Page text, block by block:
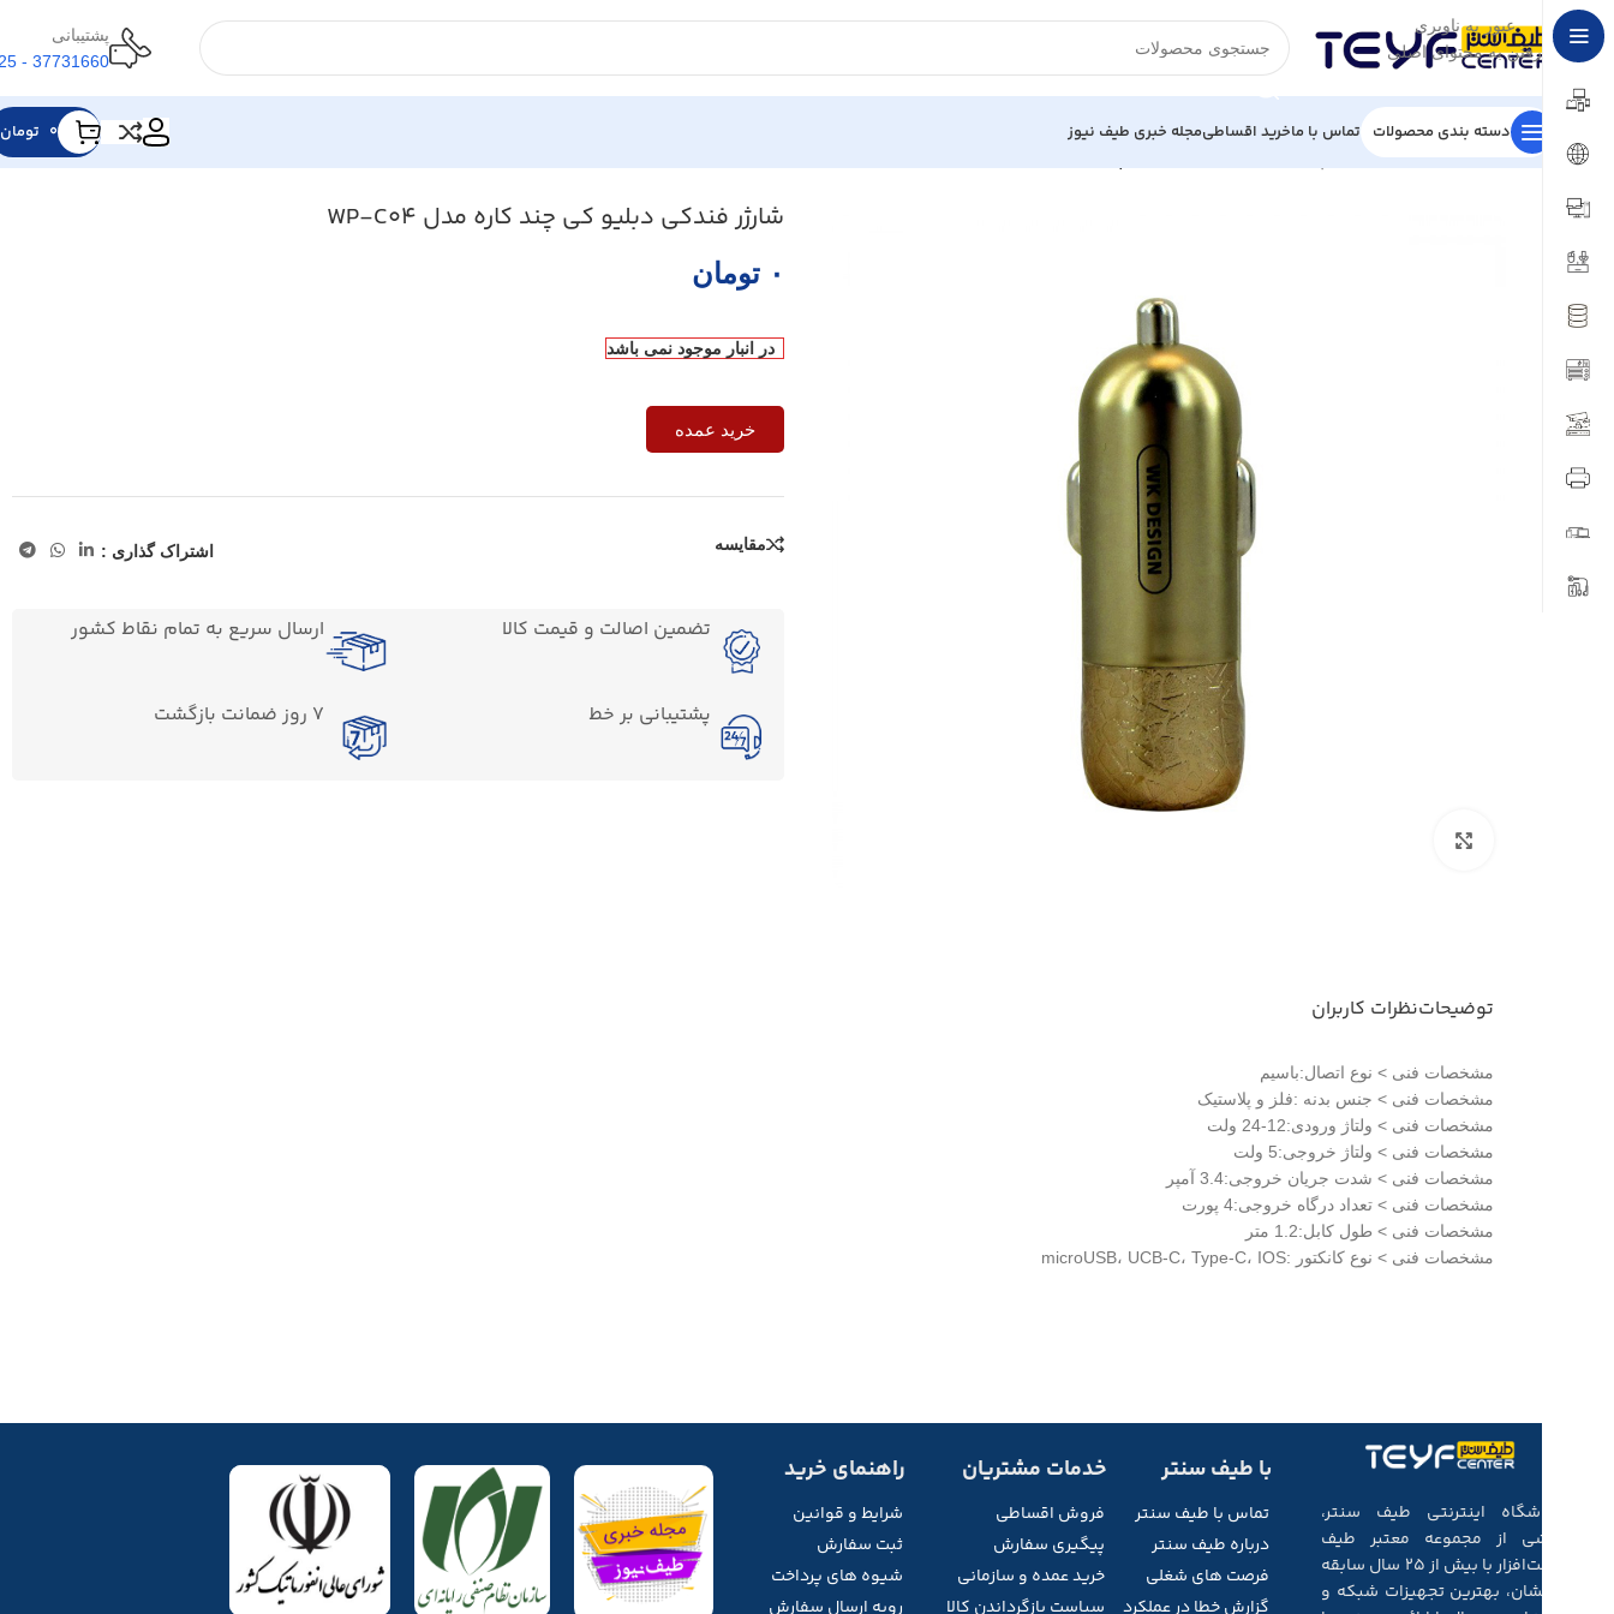
عبور به ناوبری
رفتن به محتوای اصلی
پشتیبانی
37731660 - 025
دسته بندی محصولات تماس با ماخرید اقساطیمجله خبری طیف نیوز ۰ تومان
خانه/لوازم جانبی/شارژر و آداپتور
شارژر فندکی دبلیو کی چند کاره مدل WP-C04
۰ تومان
در انبار موجود نمی باشد
خرید عمده
مقایسه اشتراک گذاری :
تضمین اصالت و قیمت کالا ارسال سریع به تمام نقاط کشور
پشتیبانی بر خط 7 روز ضمانت بازگشت
توضیحاتنظرات کاربران
مشخصات فنی > نوع اتصال:باسیم
مشخصات فنی > جنس بدنه :فلز و پلاستیک
مشخصات فنی > ولتاژ ورودی:12-24 ولت
مشخصات فنی > ولتاژ خروجی:5 ولت
مشخصات فنی > شدت جریان خروجی:3.4 آمپر
مشخصات فنی > تعداد درگاه خروجی:4 پورت
مشخصات فنی > طول کابل:1.2 متر
مشخصات فنی > نوع کانکتور :microUSB، UCB-C، Type-C، IOS
فروشگاه اینترنتی طیف سنتر،
بخشی از مجموعه‌ معتبر طیف
سخت‌افزار با بیش از ۲۵ سال سابقه‌
درخشان، بهترین تجهیزات شبکه و
با طیف سنتر
تماس با طیف سنتر
درباره طیف سنتر
فرصت های شغلی
گزارش خطا در عملکرد
خدمات مشتریان
فروش اقساطی
پیگیری سفارش
خرید عمده و سازمانی
سیاست بازگرداندن کالا
راهنمای خرید
شرایط و قوانین
ثبت سفارش
شیوه های پرداخت
رویه ارسال سفارش